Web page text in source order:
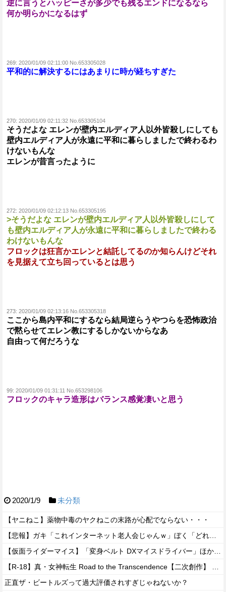
逆に言うとハッピーさが多少でも残るエンドになるなら
何か明らかになるはず
269: 2020/01/09 02:11:00 No.653305028
平和的に解決するにはあまりに時が経ちすぎた
270: 2020/01/09 02:11:32 No.653305104
そうだよな エレンが壁内エルディア人以外皆殺しにしても
壁内エルディア人が永遠に平和に暮らしましたで終わるわ
けないもんな
エレンが昔言ったように
272: 2020/01/09 02:12:13 No.653305195
>そうだよな エレンが壁内エルディア人以外皆殺しにして
も壁内エルディア人が永遠に平和に暮らしましたで終わる
わけないもんな
フロックは狂言かエレンと結託してるのか知らんけどそれ
を見据えて立ち回っているとは思う
273: 2020/01/09 02:13:16 No.653305318
ここから島内平和にするなら結局逆らうやつらを恐怖政治
で黙らせてエレン教にするしかないからなあ
自由って何だろうな
99: 2020/01/09 01:31:11 No.653298106
フロックのキャラ造形はバランス感覚凄いと思う
2020/1/9 未分類
【ヤニねこ】薬物中毒のヤクねこの末路が心配でならない・・・
正直ザ・ビートルズって過大評価されすぎじゃねないか？